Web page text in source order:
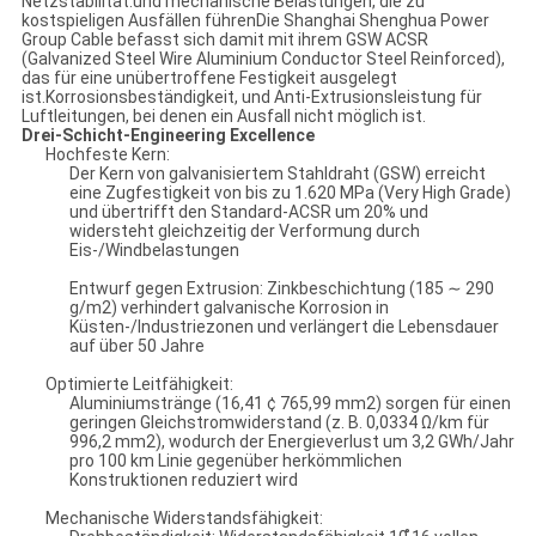
kostspieligen Ausfällen führenDie Shanghai Shenghua Power
Group Cable befasst sich damit mit ihrem GSW ACSR
(Galvanized Steel Wire Aluminium Conductor Steel Reinforced),
das für eine unübertroffene Festigkeit ausgelegt
ist.Korrosionsbeständigkeit, und Anti-Extrusionsleistung für
Luftleitungen, bei denen ein Ausfall nicht möglich ist.
Drei-Schicht-Engineering Excellence
Hochfeste Kern:
Der Kern von galvanisiertem Stahldraht (GSW) erreicht
eine Zugfestigkeit von bis zu 1.620 MPa (Very High Grade)
und übertrifft den Standard-ACSR um 20% und
widersteht gleichzeitig der Verformung durch
Eis-/Windbelastungen
Entwurf gegen Extrusion: Zinkbeschichtung (185 ∼ 290
g/m2) verhindert galvanische Korrosion in
Küsten-/Industriezonen und verlängert die Lebensdauer
auf über 50 Jahre
Optimierte Leitfähigkeit:
Aluminiumstränge (16,41 ¢ 765,99 mm2) sorgen für einen
geringen Gleichstromwiderstand (z. B. 0,0334 Ω/km für
996,2 mm2), wodurch der Energieverlust um 3,2 GWh/Jahr
pro 100 km Linie gegenüber herkömmlichen
Konstruktionen reduziert wird
Mechanische Widerstandsfähigkeit: